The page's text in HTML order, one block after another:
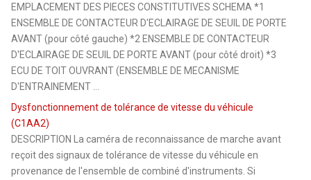
EMPLACEMENT DES PIECES CONSTITUTIVES SCHEMA *1
ENSEMBLE DE CONTACTEUR D'ECLAIRAGE DE SEUIL DE PORTE
AVANT (pour côté gauche) *2 ENSEMBLE DE CONTACTEUR
D'ECLAIRAGE DE SEUIL DE PORTE AVANT (pour côté droit) *3
ECU DE TOIT OUVRANT (ENSEMBLE DE MECANISME
D'ENTRAINEMENT ...
Dysfonctionnement de tolérance de vitesse du véhicule
(C1AA2)
DESCRIPTION La caméra de reconnaissance de marche avant
reçoit des signaux de tolérance de vitesse du véhicule en
provenance de l'ensemble de combiné d'instruments. Si